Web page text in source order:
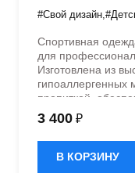
#Свой дизайн
Спортивная
для
Изготовлена из
гипоаллергенных
пропиткой,
быстрое
эластичностью в
дизайном.
3 400 ₽
В КОРЗИНУ